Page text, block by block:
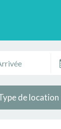
de location